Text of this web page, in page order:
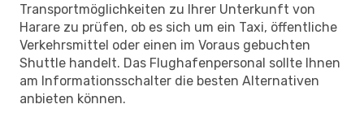
Transportmöglichkeiten zu Ihrer Unterkunft von
Harare zu prüfen, ob es sich um ein Taxi, öffentliche
Verkehrsmittel oder einen im Voraus gebuchten
Shuttle handelt. Das Flughafenpersonal sollte Ihnen
am Informationsschalter die besten Alternativen
anbieten können.